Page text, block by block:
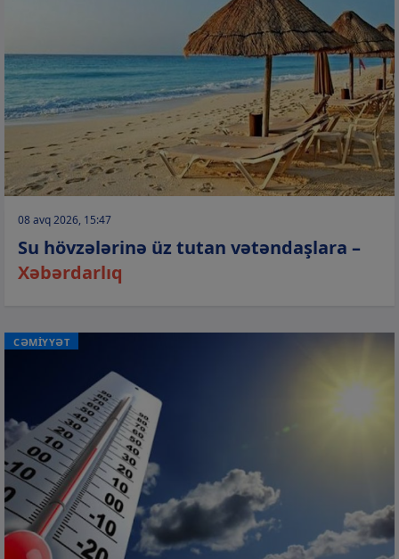
08 avq 2026, 15:47
Su hövzələrinə üz tutan vətəndaşlara –
Xəbərdarlıq
CƏMİYYƏT